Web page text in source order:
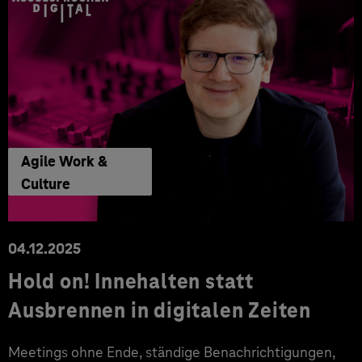
Agile Work &
Culture
04.12.2025
Hold on! Innehalten statt
Ausbrennen in digitalen Zeiten
Meetings ohne Ende, ständige Benachrichtigungen,